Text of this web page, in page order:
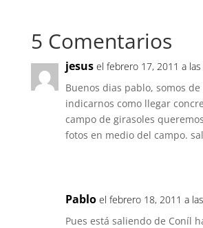
5 Comentarios
jesus el febrero 17, 2011 a
Buenos dias pablo, somos
indicarnos como llegar
campo de girasoles
fotos en medio del campo.
Pablo el febrero 18, 2011 a
Pues está saliendo de Coníl